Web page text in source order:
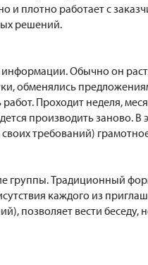
и плотно работает с
решений.
Обычно он
обменялись
Проходит неделя,
производить заново. В
требований)
группы. Традиционный
каждого из
позволяет вести беседу,